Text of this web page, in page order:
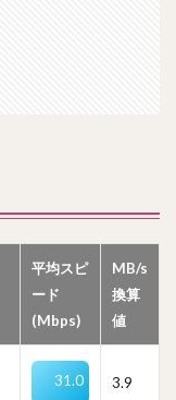
平均スピ
ード
(Mbps)
MB/s
換算
値
31.0 3.9